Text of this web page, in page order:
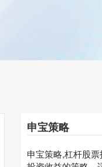
申宝策略
申宝策略,杠杆股